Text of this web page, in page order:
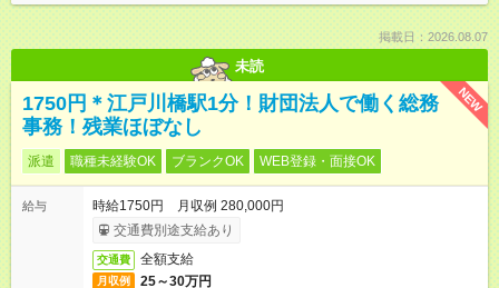
掲載日：2026.08.07
未読
NEW
1750円＊江戸川橋駅1分！財団法人で働く総務
事務！残業ほぼなし
派遣 職種未経験OK ブランクOK WEB登録・面接OK
給与
時給1750円 月収例 280,000円
交通費別途支給あり
交通費 全額支給
月収例 25～30万円